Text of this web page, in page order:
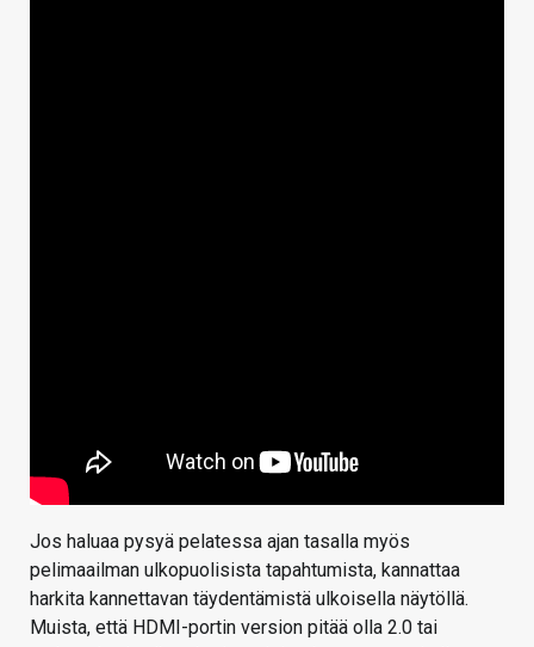
Jos haluaa pysyä pelatessa ajan tasalla myös
pelimaailman ulkopuolisista tapahtumista, kannattaa
harkita kannettavan täydentämistä ulkoisella näytöllä.
Muista, että HDMI-portin version pitää olla 2.0 tai